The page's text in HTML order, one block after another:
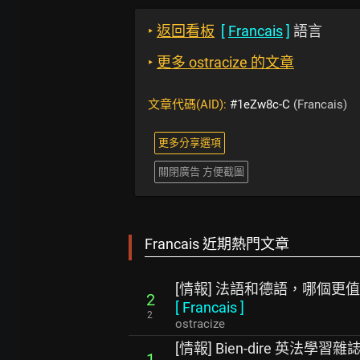
‣ 返回看板 [ Francais] 語言
‣ 更多 ostracize 的文章
文章代碼(AID): #1eZw8c-C (Francais)
更多分享選項
關閉廣告 方便截圖
Francais 近期熱門文章
2
2
[情報] 法語和德語，哪個更
[ Francais]
ostracize
[情報] Bien-dire 英法學習雜